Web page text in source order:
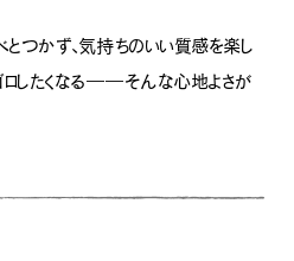
つかず、気持ちのいい質感を楽し
ロしたくなる――そんな心地よさが